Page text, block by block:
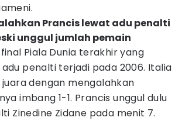
Prancis lewat adu penalti
unggul jumlah pemain
Piala Dunia terakhir yang
penalti terjadi pada 2006. Italia
dengan mengalahkan
imbang 1-1. Prancis unggul dulu
Zinedine Zidane pada menit 7.